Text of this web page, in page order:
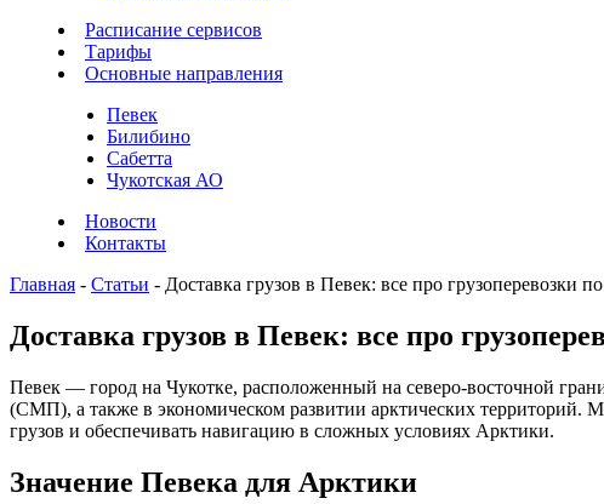
Расписание сервисов
Тарифы
Основные направления
Певек
Билибино
Сабетта
Чукотская АО
Новости
Контакты
Главная - Статьи - Доставка грузов в Певек: все про грузоперевозки
Доставка грузов в Певек: все про
Певек — город на Чукотке, расположенный на северо-восточной
(СМП), а также в экономическом развитии арктических
грузов и обеспечивать навигацию в сложных условиях Арктики.
Значение Певека для Арктики